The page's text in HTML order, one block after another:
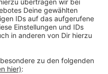
Comedy, Kabarett und
dann erst im Herbst
die restlichen
gefunden wurden.
gibt es